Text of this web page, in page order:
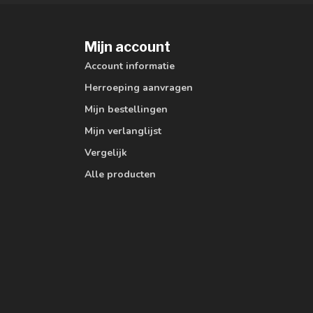
Mijn account
Account informatie
Herroeping aanvragen
Mijn bestellingen
Mijn verlanglijst
Vergelijk
Alle producten